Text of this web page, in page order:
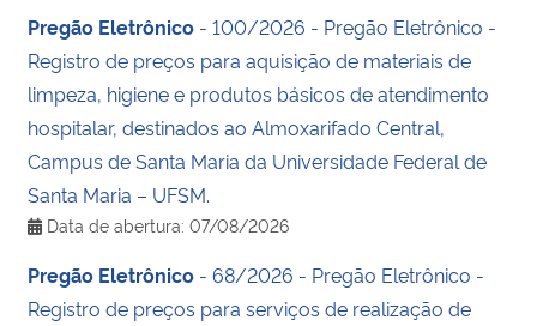
Pregão Eletrônico - 100/2026 - Pregão Eletrônico -
Registro de preços para aquisição de materiais de
limpeza, higiene e produtos básicos de atendimento
hospitalar, destinados ao Almoxarifado Central,
Campus de Santa Maria da Universidade Federal de
Santa Maria – UFSM.
Data de abertura: 07/08/2026
Pregão Eletrônico - 68/2026 - Pregão Eletrônico -
Registro de preços para serviços de realização de